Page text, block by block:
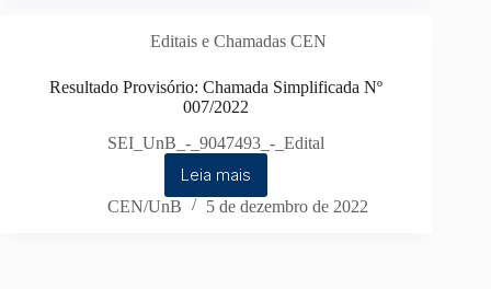
Editais e Chamadas CEN
Resultado Provisório: Chamada Simplificada Nº
007/2022
SEI_UnB_-_9047493_-_Edital
Leia mais
CEN/UnB 5 de dezembro de 2022